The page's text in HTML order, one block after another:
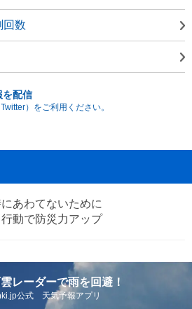
回数
を配信
）をご利用ください。
あわてないために
動で防災力アップ
レーダーで雨を回避！
公式 天気予報アプリ